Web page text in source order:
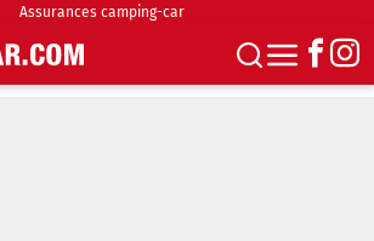
Assurances camping-car